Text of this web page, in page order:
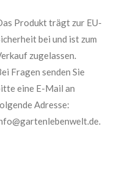
Produkt trägt zur EU-
bei und ist zum
zugelassen.
Fragen senden Sie
eine E-Mail an
Adresse: